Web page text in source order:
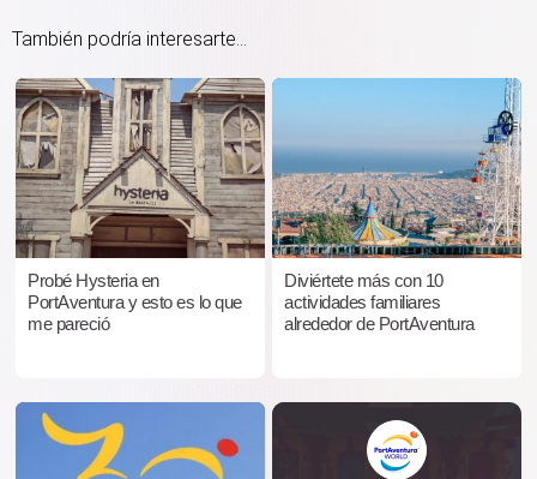
También podría interesarte...
Probé Hysteria en
PortAventura y esto es lo que
me pareció
Diviértete más con 10
actividades familiares
alrededor de PortAventura